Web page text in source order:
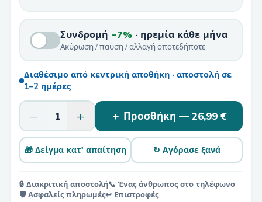
Συνδρομή −7%· ηρεμία κάθε μήνα
Ακύρωση / παύση / αλλαγή οποτεδήποτε
Διαθέσιμο από κεντρική αποθήκη · αποστολή σε
1–2 ημέρες
− 1 + ＋ Προσθήκη — 26,99 €
🎁 Δείγμα κατ' απαίτηση ↻ Αγόρασε ξανά
🔒 Διακριτική αποστολή📞 Ένας άνθρωπος στο τηλέφωνο
🛡️ Ασφαλείς πληρωμές↩️ Επιστροφές